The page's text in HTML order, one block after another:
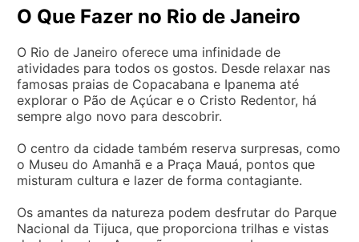
O Que Fazer no Rio de Janeiro
O Rio de Janeiro oferece uma infinidade de
atividades para todos os gostos. Desde relaxar nas
famosas praias de Copacabana e Ipanema até
explorar o Pão de Açúcar e o Cristo Redentor, há
sempre algo novo para descobrir.
O centro da cidade também reserva surpresas, como
o Museu do Amanhã e a Praça Mauá, pontos que
misturam cultura e lazer de forma contagiante.
Os amantes da natureza podem desfrutar do Parque
Nacional da Tijuca, que proporciona trilhas e vistas